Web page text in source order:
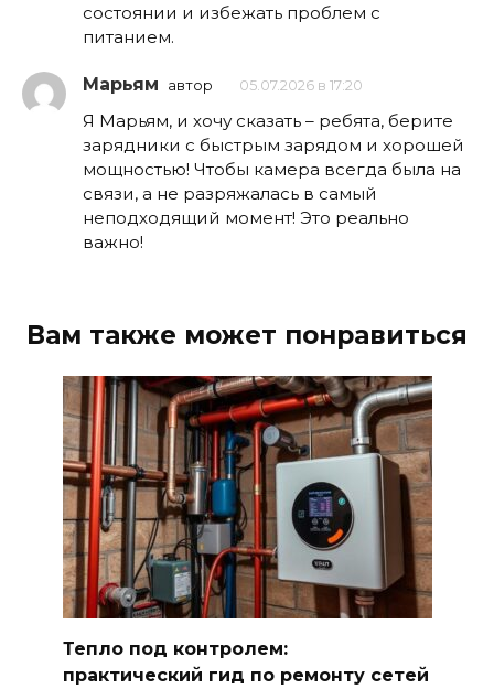
состоянии и избежать проблем с
питанием.
Марьям автор 05.07.2026 в 17:20
Я Марьям, и хочу сказать – ребята, берите
зарядники с быстрым зарядом и хорошей
мощностью! Чтобы камера всегда была на
связи, а не разряжалась в самый
неподходящий момент! Это реально
важно!
Вам также может понравиться
Тепло под контролем:
практический гид по ремонту сетей